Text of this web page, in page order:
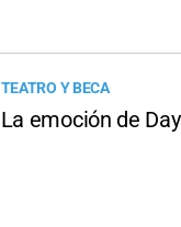
TEATRO Y BECA
La emoción de